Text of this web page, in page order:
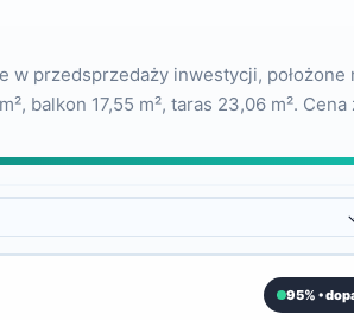
przedsprzedaży inwestycji, położone
balkon 17,55 m², taras 23,06 m².
95% •